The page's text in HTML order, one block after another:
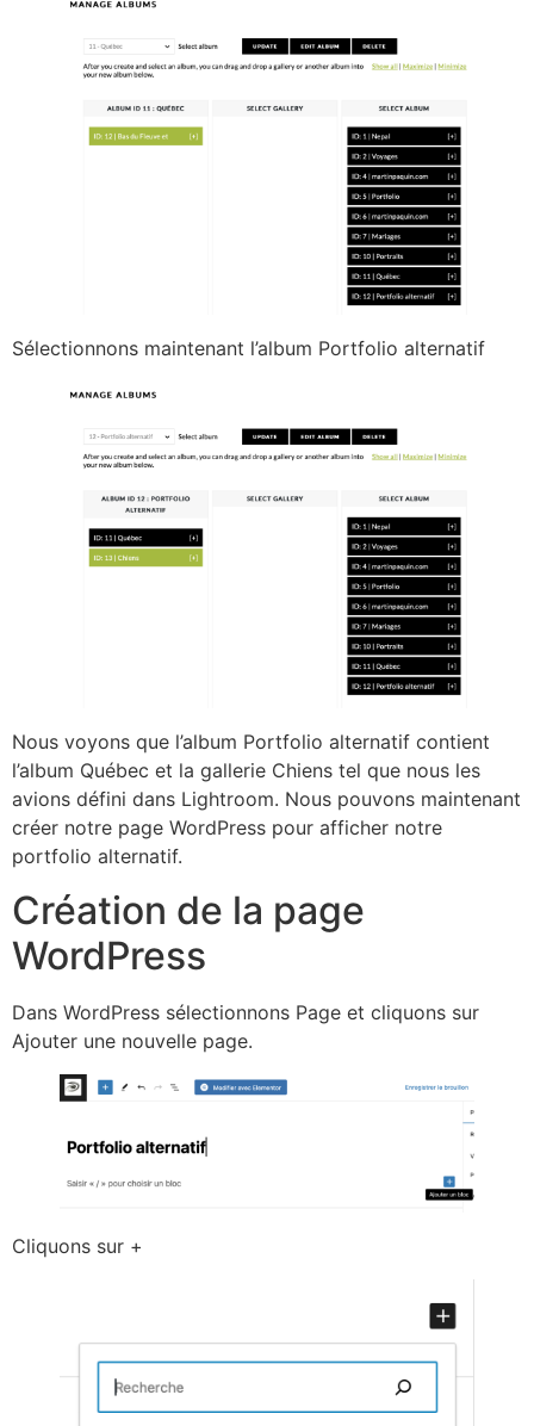
Sélectionnons maintenant l’album Portfolio alternatif
Nous voyons que l’album Portfolio alternatif contient
l’album Québec et la gallerie Chiens tel que nous les
avions défini dans Lightroom. Nous pouvons maintenant
créer notre page WordPress pour afficher notre
portfolio alternatif.
Création de la page
WordPress
Dans WordPress sélectionnons Page et cliquons sur
Ajouter une nouvelle page.
Cliquons sur +